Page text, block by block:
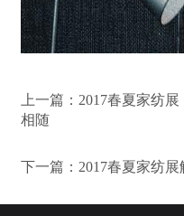
上一篇： 2017春夏家纺
相随
下一篇： 2017春夏家纺